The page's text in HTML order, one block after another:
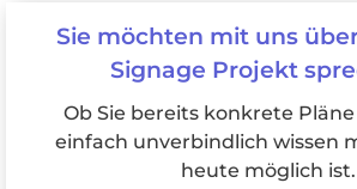
Sie möchten mit uns
Signage Projekt
Ob Sie bereits konkrete
einfach unverbindlich wissen
heute möglich ist.